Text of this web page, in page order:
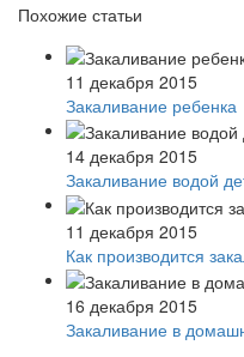
Похожие статьи
11 декабря 2015
Закаливание ребенка
14 декабря 2015
Закаливание водой
11 декабря 2015
Как производится
16 декабря 2015
Закаливание в